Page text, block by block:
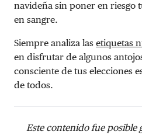
navideña sin poner en riesgo
en sangre.
Siempre analiza las etiquetas
en disfrutar de algunos
consciente de tus elecciones
de todos.
Este contenido fue posible